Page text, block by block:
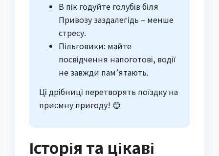
В пік годуйте голубів біля
Привозу заздалегідь – менше
стресу.
Пільговики: майте
посвідчення напоготові, водії
не завжди пам’ятають.
Ці дрібниці перетворять поїздку на
приємну пригоду! 😊
Історія та цікаві